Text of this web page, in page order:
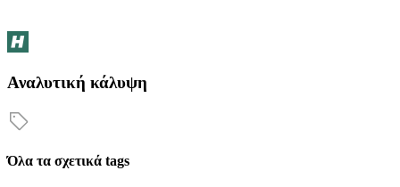
Αναλυτική κάλυψη
Όλα τα σχετικά tags